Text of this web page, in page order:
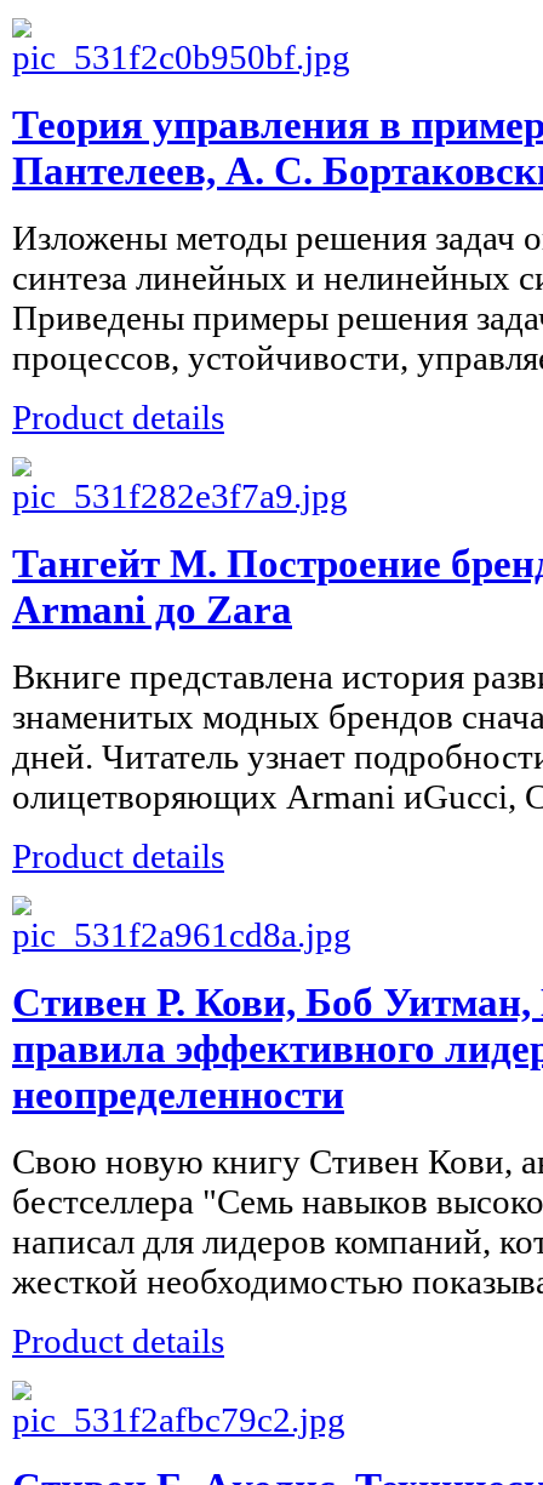
Теория управления в
Пантелеев, А. С.
Изложены методы решения задач
синтеза линейных и нелинейных
Приведены примеры решения
процессов, устойчивости,
Product details
Тангейт М. Построение
Armani до Zara
Вкниге представлена история
знаменитых модных брендов
дней. Читатель узнает
олицетворяющих Armani иGucci,
Product details
Стивен Р. Кови, Боб
правила эффективного
неопределенности
Свою новую книгу Стивен Кови,
бестселлера "Семь навыков
написал для лидеров компаний,
жесткой необходимостью
Product details